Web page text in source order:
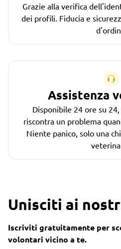
Grazie alla verifica
dei profili. Fiducia e
Assistenza
Disponibile 24 ore su
riscontra un problema
Niente panico, solo una
Unisciti ai
Iscriviti gratuitamente per
volontari vicino a te.